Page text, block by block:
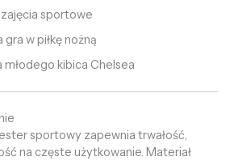
zajęcia sportowe
w piłkę nożną
kibica Chelsea
sportowy zapewnia trwałość,
na częste użytkowanie. Materiał